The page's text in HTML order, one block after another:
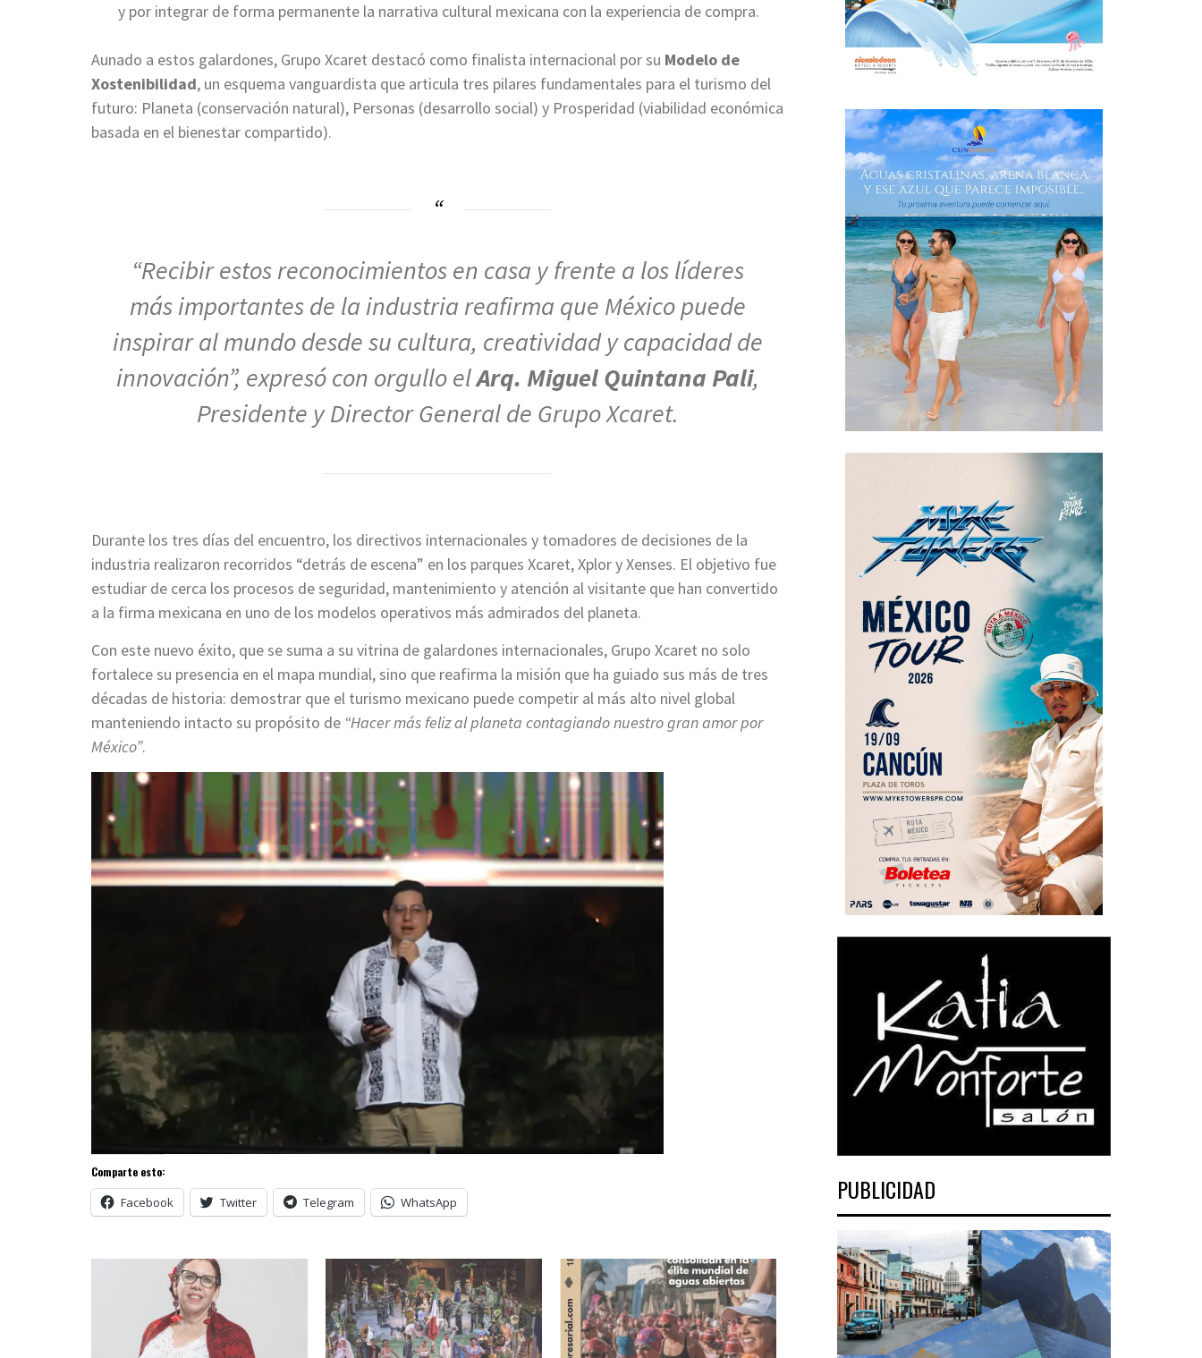
y por integrar de forma permanente la narrativa cultural mexicana con la experiencia de compra.
Aunado a estos galardones, Grupo Xcaret destacó como finalista internacional por su Modelo de
Xostenibilidad, un esquema vanguardista que articula tres pilares fundamentales para el turismo del
futuro: Planeta (conservación natural), Personas (desarrollo social) y Prosperidad (viabilidad económica
basada en el bienestar compartido).
“Recibir estos reconocimientos en casa y frente a los líderes
más importantes de la industria reafirma que México puede
inspirar al mundo desde su cultura, creatividad y capacidad de
innovación”, expresó con orgullo elArq. Miguel Quintana Pali,
Presidente y Director General de Grupo Xcaret.
Durante los tres días del encuentro, los directivos internacionales y tomadores de decisiones de la
industria realizaron recorridos “detrás de escena” en los parques Xcaret, Xplor y Xenses. El objetivo fue
estudiar de cerca los procesos de seguridad, mantenimiento y atención al visitante que han convertido
a la firma mexicana en uno de los modelos operativos más admirados del planeta.
Con este nuevo éxito, que se suma a su vitrina de galardones internacionales, Grupo Xcaret no solo
fortalece su presencia en el mapa mundial, sino que reafirma la misión que ha guiado sus más de tres
décadas de historia: demostrar que el turismo mexicano puede competir al más alto nivel global
manteniendo intacto su propósito de “Hacer más feliz al planeta contagiando nuestro gran amor por
México”.
Comparte esto:
Facebook Twitter Telegram WhatsApp PUBLICIDAD